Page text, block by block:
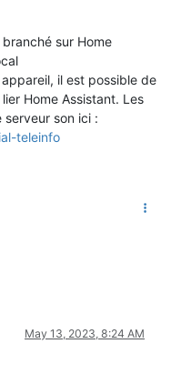
sur Home
il est possible de
Home Assistant. Les
son ici :
teleinfo
May 13, 2023, 8:24 AM